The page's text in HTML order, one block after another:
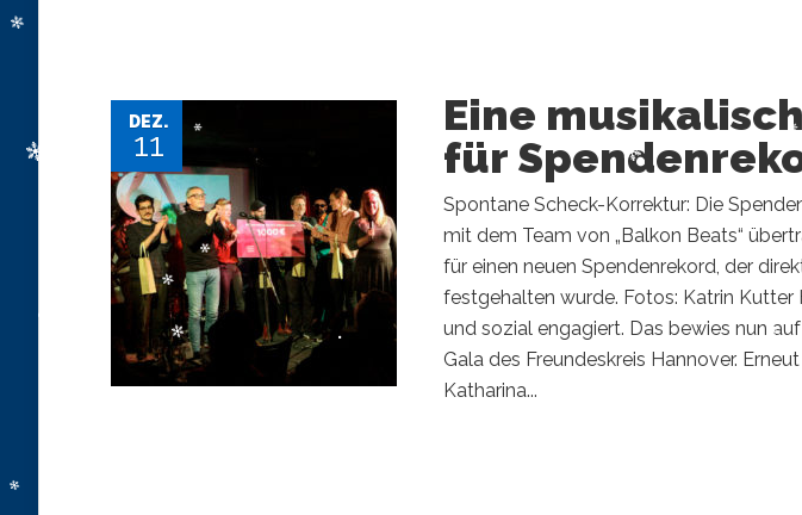
DEZ.
11
Eine
für
Spontane Scheck-Korrektur: Die
mit dem Team von „Balkon Beats“
für einen neuen Spendenrekord, der
festgehalten wurde. Fotos: Katrin
und sozial engagiert. Das bewies nun
Gala des Freundeskreis Hannover.
Katharina...